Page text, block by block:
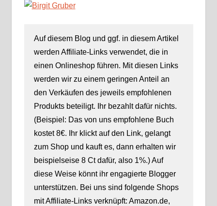
Auf diesem Blog und ggf. in diesem Artikel
werden Affiliate-Links verwendet, die in
einen Onlineshop führen. Mit diesen Links
werden wir zu einem geringen Anteil an
den Verkäufen des jeweils empfohlenen
Produkts beteiligt. Ihr bezahlt dafür nichts.
(Beispiel: Das von uns empfohlene Buch
kostet 8€. Ihr klickt auf den Link, gelangt
zum Shop und kauft es, dann erhalten wir
beispielseise 8 Ct dafür, also 1%.) Auf
diese Weise könnt ihr engagierte Blogger
unterstützen. Bei uns sind folgende Shops
mit Affiliate-Links verknüpft: Amazon.de,